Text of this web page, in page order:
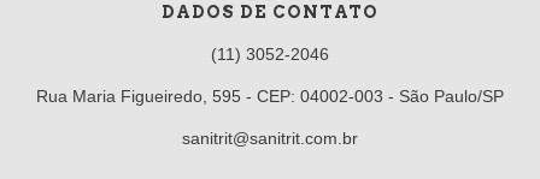
DADOS DE CONTATO
(11) 3052-2046
Rua Maria Figueiredo, 595 - CEP: 04002-003 - São Paulo/SP
sanitrit@sanitrit.com.br